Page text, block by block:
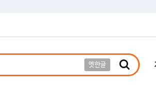
옛한글